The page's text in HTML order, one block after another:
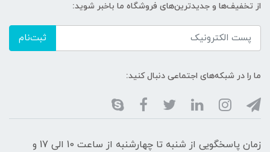
از تخفیف‌ها و جدیدترین‌های فروشگاه ما باخبر شوید:
ثبت‌نام
ما را در شبکه‌های اجتماعی دنبال کنید:
زمان پاسخگویی از شنبه تا چهارشنبه از ساعت 10 الی 17 و